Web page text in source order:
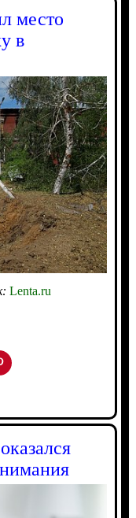
место
в
Lenta.ru